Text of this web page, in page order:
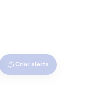
Criar alerta